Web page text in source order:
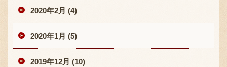
2020年2月 (4)
2020年1月 (5)
2019年12月 (10)